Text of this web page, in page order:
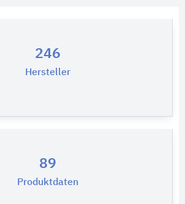
246
Hersteller
89
Produktdaten